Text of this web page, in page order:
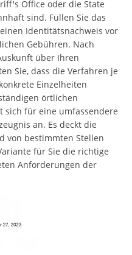
Office oder die State
sind. Füllen Sie das
Identitätsnachweis vor
Gebühren. Nach
über Ihren
Sie, dass die Verfahren je
Einzelheiten
örtlichen
sich für eine umfassendere
an. Es deckt die
von bestimmten Stellen
für Sie die richtige
Anforderungen der